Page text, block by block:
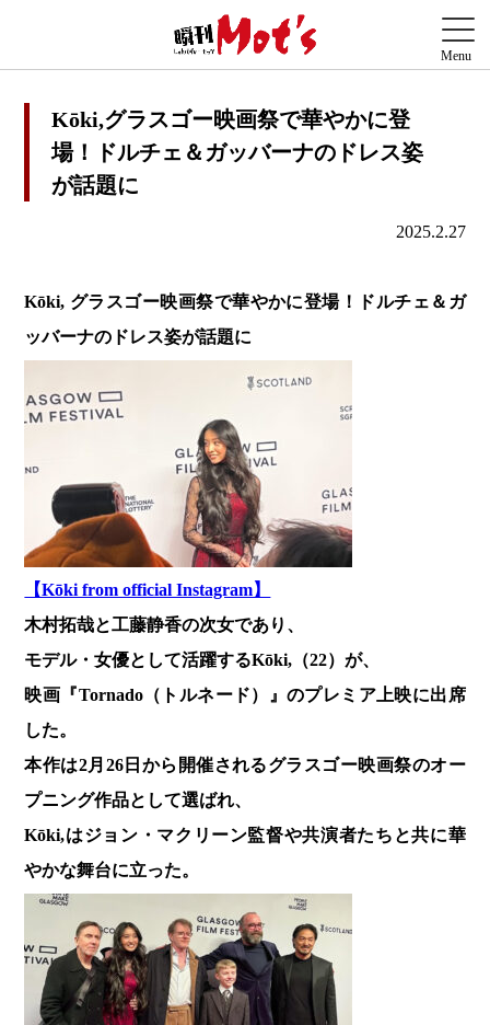
Kōki,グラスゴー映画祭で華やかに登
場！ドルチェ＆ガッバーナのドレス姿
が話題に
2025.2.27
Kōki, グラスゴー映画祭で華やかに登場！ドルチェ＆ガ
ッバーナのドレス姿が話題に
【Kōki from official Instagram】
木村拓哉と工藤静香の次女であり、
モデル・女優として活躍するKōki,（22）が、
映画『Tornado（トルネード）』のプレミア上映に出席
した。
本作は2月26日から開催されるグラスゴー映画祭のオー
プニング作品として選ばれ、
Kōki,はジョン・マクリーン監督や共演者たちと共に華
やかな舞台に立った。